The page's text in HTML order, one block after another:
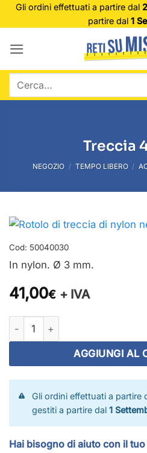
SaltaGli ordini effettuati a partire dal
partire dal 1
Cerca:
Treccia
NEGOZIO / TEMPO LIBERO /
Cod: 50040030
In nylon. Ø 3 mm.
41,00€ + IVA
Treccia 400 m quantità
AGGIUNGI AL
Gli ordini effettuati a partire
gestiti a partire dal1
Hai bisogno di aiuto con il